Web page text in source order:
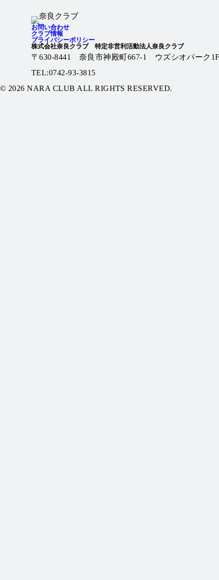
お問い合わせ
クラブ情報
プライバシーポリシー
株式会社奈良クラブ 特定非営利活動法人奈良クラブ
〒630-8441 奈良市神殿町667-1
ウズシオパーク
TEL:0742-93-3815
© 2026 NARA CLUB ALL RIGHTS RESERVED.